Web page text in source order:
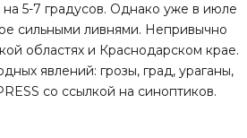
5-7 градусов. Однако уже в июле
сильными ливнями. Непривычно
областях и Краснодарском крае.
явлений: грозы, град, ураганы,
со ссылкой на синоптиков.